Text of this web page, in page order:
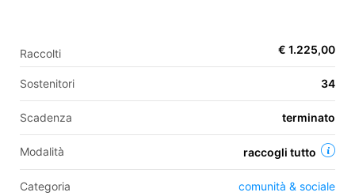
IT
EN
ES
Raccolti € 1.225,00
Sostenitori 34
Scadenza terminato
Modalità raccogli tutto
Categoria comunità & sociale